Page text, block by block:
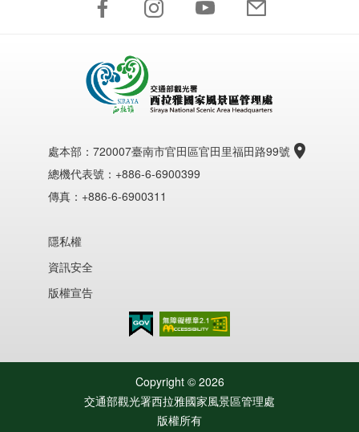
處本部： 720007臺南市官田區官田里福田路99號
總機代表號：+886-6-6900399
傳真：+886-6-6900311
隱私權
資訊安全
版權宣告
Copyright © 2026
交通部觀光署西拉雅國家風景區管理處
版權所有